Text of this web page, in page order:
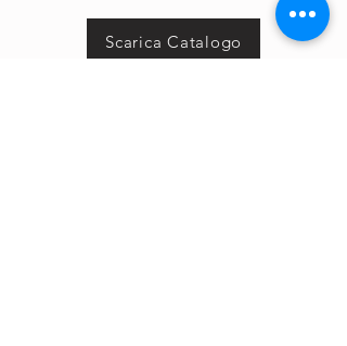
Scarica Catalogo